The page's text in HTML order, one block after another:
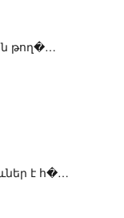
թող�…
է հ�…